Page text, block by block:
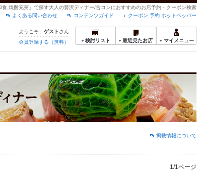
,焼酎充実」で探す大人の贅沢ディナー/合コンにおすすめのお店予約・クーポン検索
クーポン 予約 ホットペッパー
コンテンツガイド
よくある問い合わせ
ようこそ、 ゲスト さん
会員登録する（無料）
検討リスト 最近見たお店 マイメニュー
掲載情報について
1/1ページ